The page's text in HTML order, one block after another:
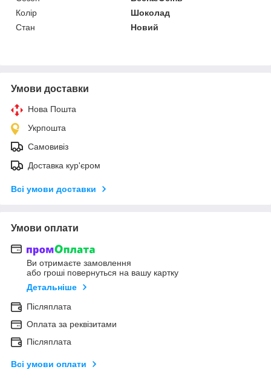
Колір
Шоколад
Стан
Новий
Умови доставки
Нова Пошта
Укрпошта
Самовивіз
Доставка кур'єром
Всі умови доставки
Умови оплати
Ви отримаєте замовлення
або гроші повернуться на вашу картку
Детальніше
Післяплата
Оплата за реквізитами
Післяплата
Всі умови оплати